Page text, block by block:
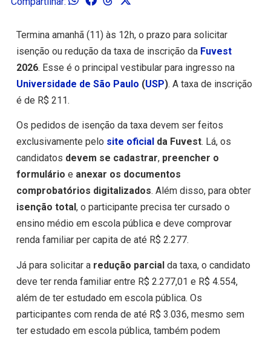
Termina amanhã (11) às 12h, o prazo para solicitar
isenção ou redução da taxa de inscrição da Fuvest
2026. Esse é o principal vestibular para ingresso na
Universidade de São Paulo (USP). A taxa de inscrição
é de R$ 211.
Os pedidos de isenção da taxa devem ser feitos
exclusivamente pelo site oficial da Fuvest. Lá, os
candidatos devem se cadastrar, preencher o
formulário e anexar os documentos
comprobatórios digitalizados. Além disso, para obter
isenção total , o participante precisa ter cursado o
ensino médio em escola pública e deve comprovar
renda familiar per capita de até R$ 2.277.
Já para solicitar a redução parcialda taxa, o candidato
deve ter renda familiar entre R$ 2.277,01 e R$ 4.554,
além de ter estudado em escola pública. Os
participantes com renda de até R$ 3.036, mesmo sem
ter estudado em escola pública, também podem